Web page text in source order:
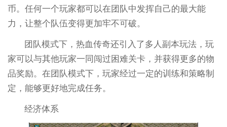
币。任何一个玩家都可以在团队中发挥自己的最大能
力，让整个队伍变得更加牢不可破。
团队模式下，热血传奇还引入了多人副本玩法，玩
家可以与其他玩家一同闯过困难关卡，并获得更多的物
品奖励。在团队模式下，玩家经过一定的训练和策略制
定，能够更好地完成任务。
经济体系